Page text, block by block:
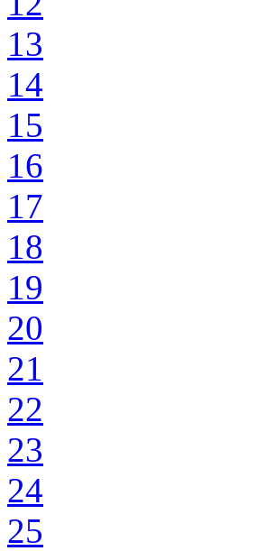
13
14
15
16
17
18
19
20
21
22
23
24
25